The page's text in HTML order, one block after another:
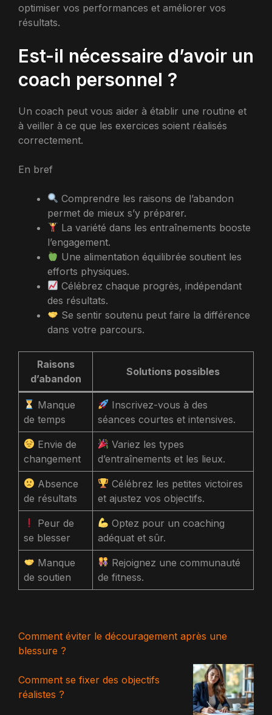
optimiser vos performances et améliorer vos
résultats.
Est-il nécessaire d’avoir un
coach personnel ?
Un coach peut vous aider à établir une routine et
à veiller à ce que les exercices soient réalisés
correctement.
En bref
Comprendre les raisons de l’abandon
permet de mieux s’y préparer.
La variété dans les entraînements booste
l’engagement.
Une alimentation équilibrée soutient les
efforts physiques.
Célébrez chaque progrès, indépendant
des résultats.
Se sentir soutenu peut faire la différence
dans votre parcours.
Raisons
d’abandon
Solutions possibles
Manque
de temps
Inscrivez-vous à des
séances courtes et intensives.
Envie de
changement
Variez les types
d’entraînements et les lieux.
Absence
de résultats
Célébrez les petites victoires
et ajustez vos objectifs.
Peur de
se blesser
Optez pour un coaching
adéquat et sûr.
Manque
de soutien
Rejoignez une communauté
de fitness.
Comment éviter le découragement après une
blessure ?
Comment se fixer des objectifs
réalistes ?